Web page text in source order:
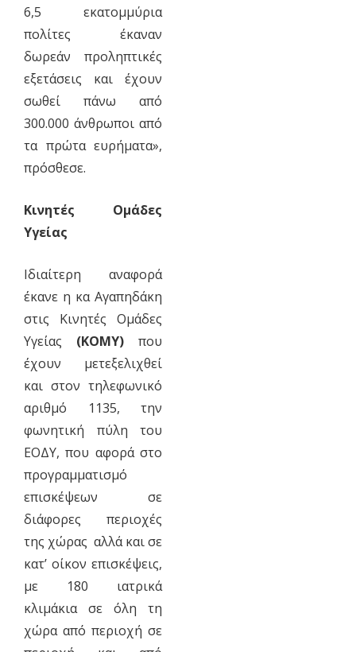
6,5 εκατομμύρια
πολίτες έκαναν
δωρεάν προληπτικές
εξετάσεις και έχουν
σωθεί πάνω από
300.000 άνθρωποι από
τα πρώτα ευρήματα»,
πρόσθεσε.
Κινητές Ομάδες
Υγείας
Ιδιαίτερη αναφορά
έκανε η κα Αγαπηδάκη
στις Κινητές Ομάδες
Υγείας (ΚΟΜΥ) που
έχουν μετεξελιχθεί
και στον τηλεφωνικό
αριθμό 1135, την
φωνητική πύλη του
ΕΟΔΥ, που αφορά στο
προγραμματισμό
επισκέψεων σε
διάφορες περιοχές
της χώρας αλλά και σε
κατ’ οίκον επισκέψεις,
με 180 ιατρικά
κλιμάκια σε όλη τη
χώρα από περιοχή σε